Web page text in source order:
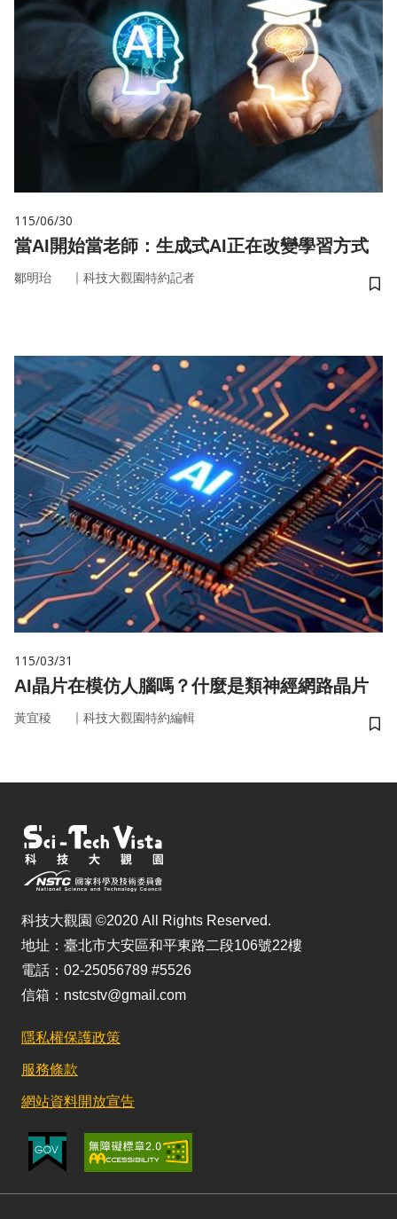
115/06/30
當AI開始當老師：生成式AI正在改變學習方式
鄒明珆 ｜ 科技大觀園特約記者
儲
115/03/31
AI晶片在模仿人腦嗎？什麼是類神經網路晶片
黃宜稜 ｜ 科技大觀園特約編輯
儲
科技大觀園 ©2020 All Rights Reserved.
地址：臺北市大安區和平東路二段106號22樓
電話：02-25056789 #5526
信箱：nstcstv@gmail.com
隱私權保護政策
服務條款
網站資料開放宣告